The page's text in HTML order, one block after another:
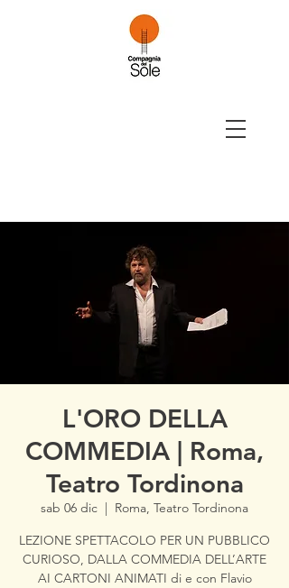
L'ORO DELLA
COMMEDIA | Roma,
Teatro Tordinona
sab 06 dic
  |
Roma, Teatro Tordinona
LEZIONE SPETTACOLO PER UN PUBBLICO
CURIOSO, DALLA COMMEDIA DELL’ARTE
AI CARTONI ANIMATI di e con Flavio